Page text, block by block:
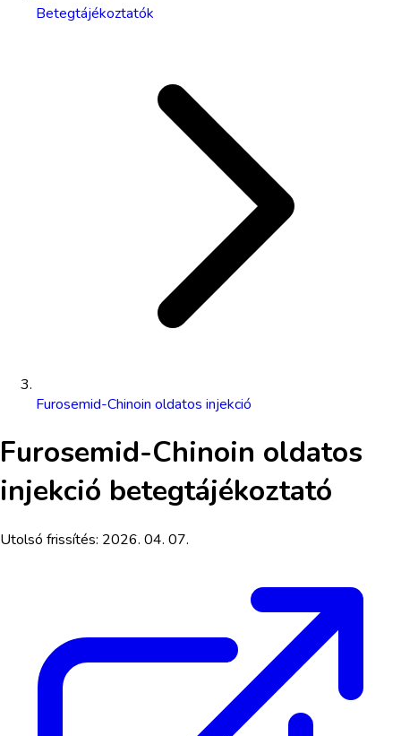
Betegtájékoztatók
Furosemid-Chinoin oldatos injekció
Furosemid-Chinoin oldatos
injekció betegtájékoztató
Utolsó frissítés: 2026. 04. 07.